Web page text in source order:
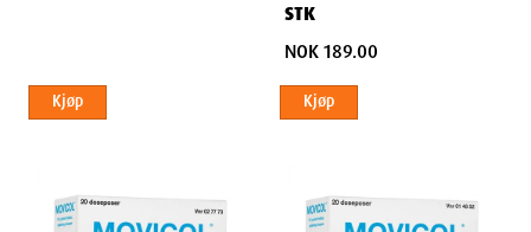
Kjøp
STK
NOK 189.00
Kjøp